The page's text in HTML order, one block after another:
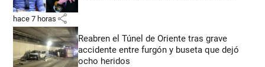
hace 7 horas share
Reabren el Túnel de Oriente tras grave
accidente entre furgón y buseta que dejó
ocho heridos